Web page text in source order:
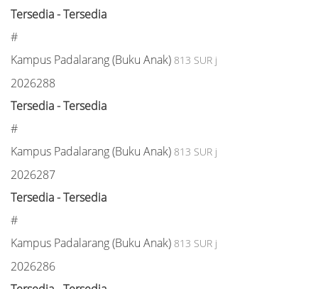
Tersedia - Tersedia
#
Kampus Padalarang (Buku Anak) 813 SUR j
2026288
Tersedia - Tersedia
#
Kampus Padalarang (Buku Anak) 813 SUR j
2026287
Tersedia - Tersedia
#
Kampus Padalarang (Buku Anak) 813 SUR j
2026286